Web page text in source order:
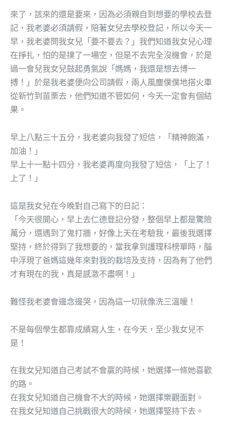
來了，該來的還是要來，因為必須親自到想要的學校去登
記，我老婆必須請假，陪著女兒去學校登記，所以今天一
早，我老婆問我女兒「要不要去？」我們知道我女兒心理
在掙扎，怕的是撲了一場空，但是不去完全沒機會，於是
過一會兒我女兒鼓起勇氣說「媽媽，我還是想去博一
搏！」於是我老婆便向公司請假，兩人風塵僕僕地搭火車
從新竹到苗栗去，他們知道不管如何，今天一定會有個結
果。
早上八點三十五分，我老婆向我發了短信，「精神飽滿，
加油！」
早上十一點十四分，我老婆再度向我發了短信，「上了！
上了！」
這是我女兒在今晚對自己寫下的日記：
「今天很開心，早上去仁德登記分發，整個早上都是驚險
萬分，還遇到了鬼打牆，好像上天在考驗我，最後我選擇
堅持，終於得到了我想要的，當我拿到護理科榜單時，腦
中浮現了爸媽這幾年來對我的栽培及支持，因為有了他們
才有現在的我，真是感激不盡啊！」
難怪我老婆會邊念邊哭，因為這一切就像洗三溫暖！
不是每個學生都靠成績寫人生，在今天，至少我女兒不
是！
在我女兒知道自己考試不會贏的時候，她選擇一條她喜歡
的路。
在我女兒知道自己機會不大的時候，她選擇樂觀面對。
在我女兒知道自己挑戰很大的時候，她選擇堅持下去。